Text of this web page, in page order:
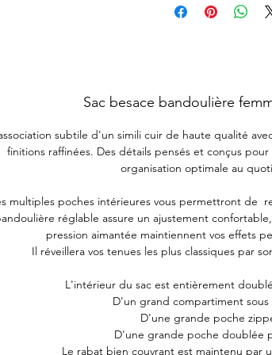
Sac besace bandoulière
subtile d'un simili cuir de haute qualité
finitions raffinées. Des détails pensés et conçus
organisation optimale au
multiples poches intérieures vous permettront de
réglable assure un ajustement
pression aimantée maintiennent vos effets
Il réveillera vos tenues les plus classiques par
L'intérieur du sac est entièrement
D'un grand compartiment sous
D'une grande poche
D'une grande poche doublée
Le rabat bien couvrant est maintenu par